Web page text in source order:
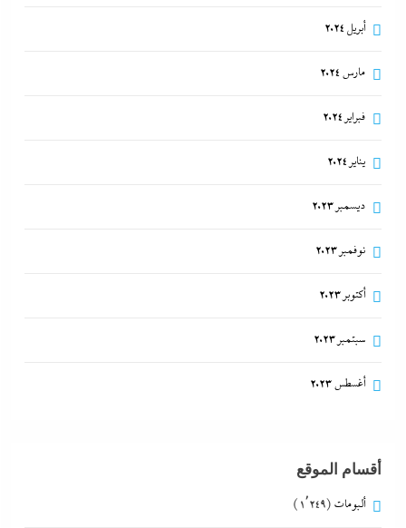
أبريل 2024
مارس 2024
فبراير 2024
يناير 2024
ديسمبر 2023
نوفمبر 2023
أكتوبر 2023
سبتمبر 2023
أغسطس 2023
أقسام الموقع
ألبومات (1٬249)